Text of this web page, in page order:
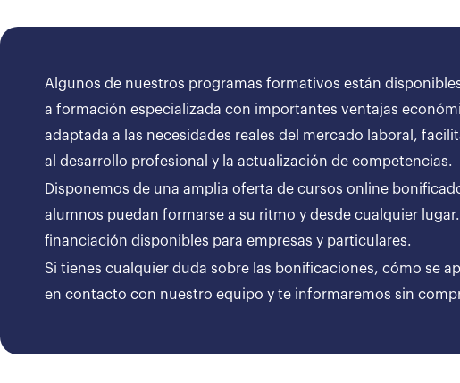
Algunos de nuestros programas formativos están
a formación especializada con importantes ventajas
adaptada a las necesidades reales del mercado laboral,
al desarrollo profesional y la actualización de competencias.
Disponemos de una amplia oferta de cursos online
alumnos puedan formarse a su ritmo y desde cualquier
financiación disponibles para empresas y particulares.
Si tienes cualquier duda sobre las bonificaciones, cómo se
en contacto con nuestro equipo y te informaremos sin